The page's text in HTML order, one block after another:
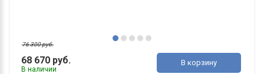
68 670 руб.
76 300 руб.
В наличии
В корзину